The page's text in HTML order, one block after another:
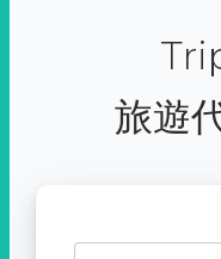
旅遊